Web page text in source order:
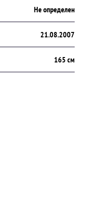
Не определен
21.08.2007
165 см